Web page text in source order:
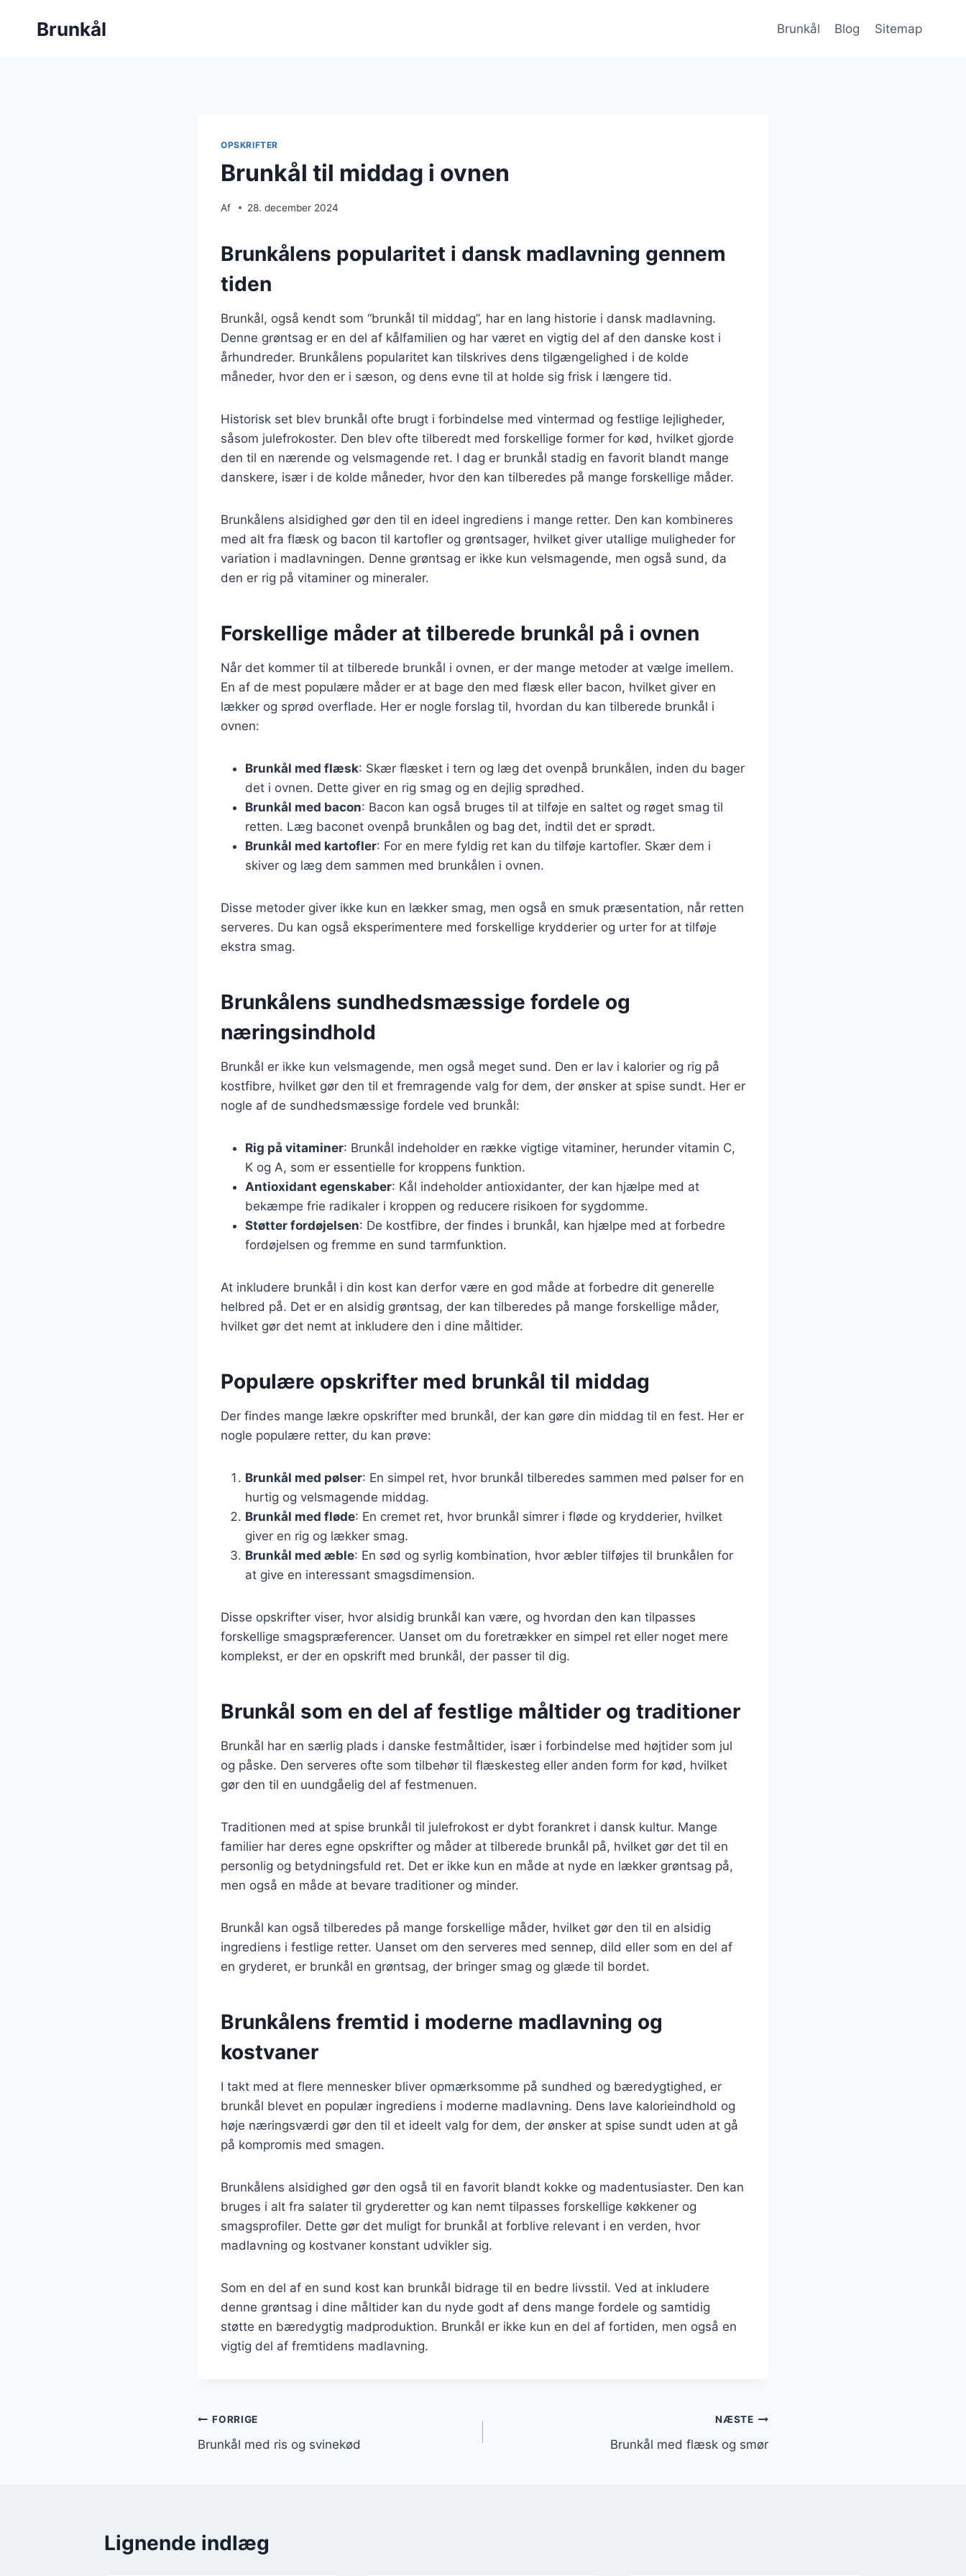
Brunkål Brunkål Blog Sitemap
OPSKRIFTER
Brunkål til middag i ovnen
Af 28. december 2024
Brunkålens popularitet i dansk madlavning gennem
tiden
Brunkål, også kendt som “brunkål til middag”, har en lang historie i dansk madlavning.
Denne grøntsag er en del af kålfamilien og har været en vigtig del af den danske kost i
århundreder. Brunkålens popularitet kan tilskrives dens tilgængelighed i de kolde
måneder, hvor den er i sæson, og dens evne til at holde sig frisk i længere tid.
Historisk set blev brunkål ofte brugt i forbindelse med vintermad og festlige lejligheder,
såsom julefrokoster. Den blev ofte tilberedt med forskellige former for kød, hvilket gjorde
den til en nærende og velsmagende ret. I dag er brunkål stadig en favorit blandt mange
danskere, især i de kolde måneder, hvor den kan tilberedes på mange forskellige måder.
Brunkålens alsidighed gør den til en ideel ingrediens i mange retter. Den kan kombineres
med alt fra flæsk og bacon til kartofler og grøntsager, hvilket giver utallige muligheder for
variation i madlavningen. Denne grøntsag er ikke kun velsmagende, men også sund, da
den er rig på vitaminer og mineraler.
Forskellige måder at tilberede brunkål på i ovnen
Når det kommer til at tilberede brunkål i ovnen, er der mange metoder at vælge imellem.
En af de mest populære måder er at bage den med flæsk eller bacon, hvilket giver en
lækker og sprød overflade. Her er nogle forslag til, hvordan du kan tilberede brunkål i
ovnen:
Brunkål med flæsk: Skær flæsket i tern og læg det ovenpå brunkålen, inden du bager
det i ovnen. Dette giver en rig smag og en dejlig sprødhed.
Brunkål med bacon: Bacon kan også bruges til at tilføje en saltet og røget smag til
retten. Læg baconet ovenpå brunkålen og bag det, indtil det er sprødt.
Brunkål med kartofler: For en mere fyldig ret kan du tilføje kartofler. Skær dem i
skiver og læg dem sammen med brunkålen i ovnen.
Disse metoder giver ikke kun en lækker smag, men også en smuk præsentation, når retten
serveres. Du kan også eksperimentere med forskellige krydderier og urter for at tilføje
ekstra smag.
Brunkålens sundhedsmæssige fordele og
næringsindhold
Brunkål er ikke kun velsmagende, men også meget sund. Den er lav i kalorier og rig på
kostfibre, hvilket gør den til et fremragende valg for dem, der ønsker at spise sundt. Her er
nogle af de sundhedsmæssige fordele ved brunkål:
Rig på vitaminer: Brunkål indeholder en række vigtige vitaminer, herunder vitamin C,
K og A, som er essentielle for kroppens funktion.
Antioxidant egenskaber: Kål indeholder antioxidanter, der kan hjælpe med at
bekæmpe frie radikaler i kroppen og reducere risikoen for sygdomme.
Støtter fordøjelsen: De kostfibre, der findes i brunkål, kan hjælpe med at forbedre
fordøjelsen og fremme en sund tarmfunktion.
At inkludere brunkål i din kost kan derfor være en god måde at forbedre dit generelle
helbred på. Det er en alsidig grøntsag, der kan tilberedes på mange forskellige måder,
hvilket gør det nemt at inkludere den i dine måltider.
Populære opskrifter med brunkål til middag
Der findes mange lækre opskrifter med brunkål, der kan gøre din middag til en fest. Her er
nogle populære retter, du kan prøve:
Brunkål med pølser: En simpel ret, hvor brunkål tilberedes sammen med pølser for en
hurtig og velsmagende middag.
Brunkål med fløde: En cremet ret, hvor brunkål simrer i fløde og krydderier, hvilket
giver en rig og lækker smag.
Brunkål med æble: En sød og syrlig kombination, hvor æbler tilføjes til brunkålen for
at give en interessant smagsdimension.
Disse opskrifter viser, hvor alsidig brunkål kan være, og hvordan den kan tilpasses
forskellige smagspræferencer. Uanset om du foretrækker en simpel ret eller noget mere
komplekst, er der en opskrift med brunkål, der passer til dig.
Brunkål som en del af festlige måltider og traditioner
Brunkål har en særlig plads i danske festmåltider, især i forbindelse med højtider som jul
og påske. Den serveres ofte som tilbehør til flæskesteg eller anden form for kød, hvilket
gør den til en uundgåelig del af festmenuen.
Traditionen med at spise brunkål til julefrokost er dybt forankret i dansk kultur. Mange
familier har deres egne opskrifter og måder at tilberede brunkål på, hvilket gør det til en
personlig og betydningsfuld ret. Det er ikke kun en måde at nyde en lækker grøntsag på,
men også en måde at bevare traditioner og minder.
Brunkål kan også tilberedes på mange forskellige måder, hvilket gør den til en alsidig
ingrediens i festlige retter. Uanset om den serveres med sennep, dild eller som en del af
en gryderet, er brunkål en grøntsag, der bringer smag og glæde til bordet.
Brunkålens fremtid i moderne madlavning og
kostvaner
I takt med at flere mennesker bliver opmærksomme på sundhed og bæredygtighed, er
brunkål blevet en populær ingrediens i moderne madlavning. Dens lave kalorieindhold og
høje næringsværdi gør den til et ideelt valg for dem, der ønsker at spise sundt uden at gå
på kompromis med smagen.
Brunkålens alsidighed gør den også til en favorit blandt kokke og madentusiaster. Den kan
bruges i alt fra salater til gryderetter og kan nemt tilpasses forskellige køkkener og
smagsprofiler. Dette gør det muligt for brunkål at forblive relevant i en verden, hvor
madlavning og kostvaner konstant udvikler sig.
Som en del af en sund kost kan brunkål bidrage til en bedre livsstil. Ved at inkludere
denne grøntsag i dine måltider kan du nyde godt af dens mange fordele og samtidig
støtte en bæredygtig madproduktion. Brunkål er ikke kun en del af fortiden, men også en
vigtig del af fremtidens madlavning.
Indlægsnavigation
FORRIGE
Brunkål med ris og svinekød
NÆSTE
Brunkål med flæsk og smør
Lignende indlæg